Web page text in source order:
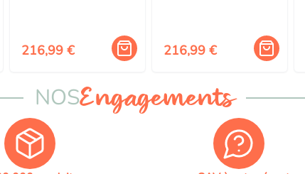
216,99 € 216,99 €
NOSEngagements